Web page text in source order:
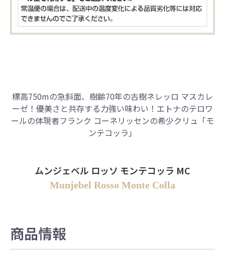
標高750mの急斜面、樹齢70年の古樹ネレッロ マスカレ
ーゼ！ 優美さと共存する力強い味わい！エトナのテロワ
ールの体現者フランク コーネリッセンの希少クリュ「モ
ンテコッラ」
ムンジェベル ロッソ モンテコッラ MC
Munjebel Rosso Monte Colla
商品情報